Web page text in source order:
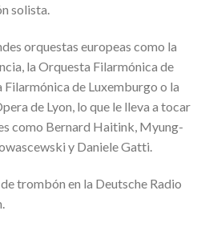
solista.
orquestas europeas como la
la Orquesta Filarmónica de
Filarmónica de Luxemburgo o la
de Lyon, lo que le lleva a tocar
como Bernard Haitink, Myung-
y Daniele Gatti.
trombón en la Deutsche Radio